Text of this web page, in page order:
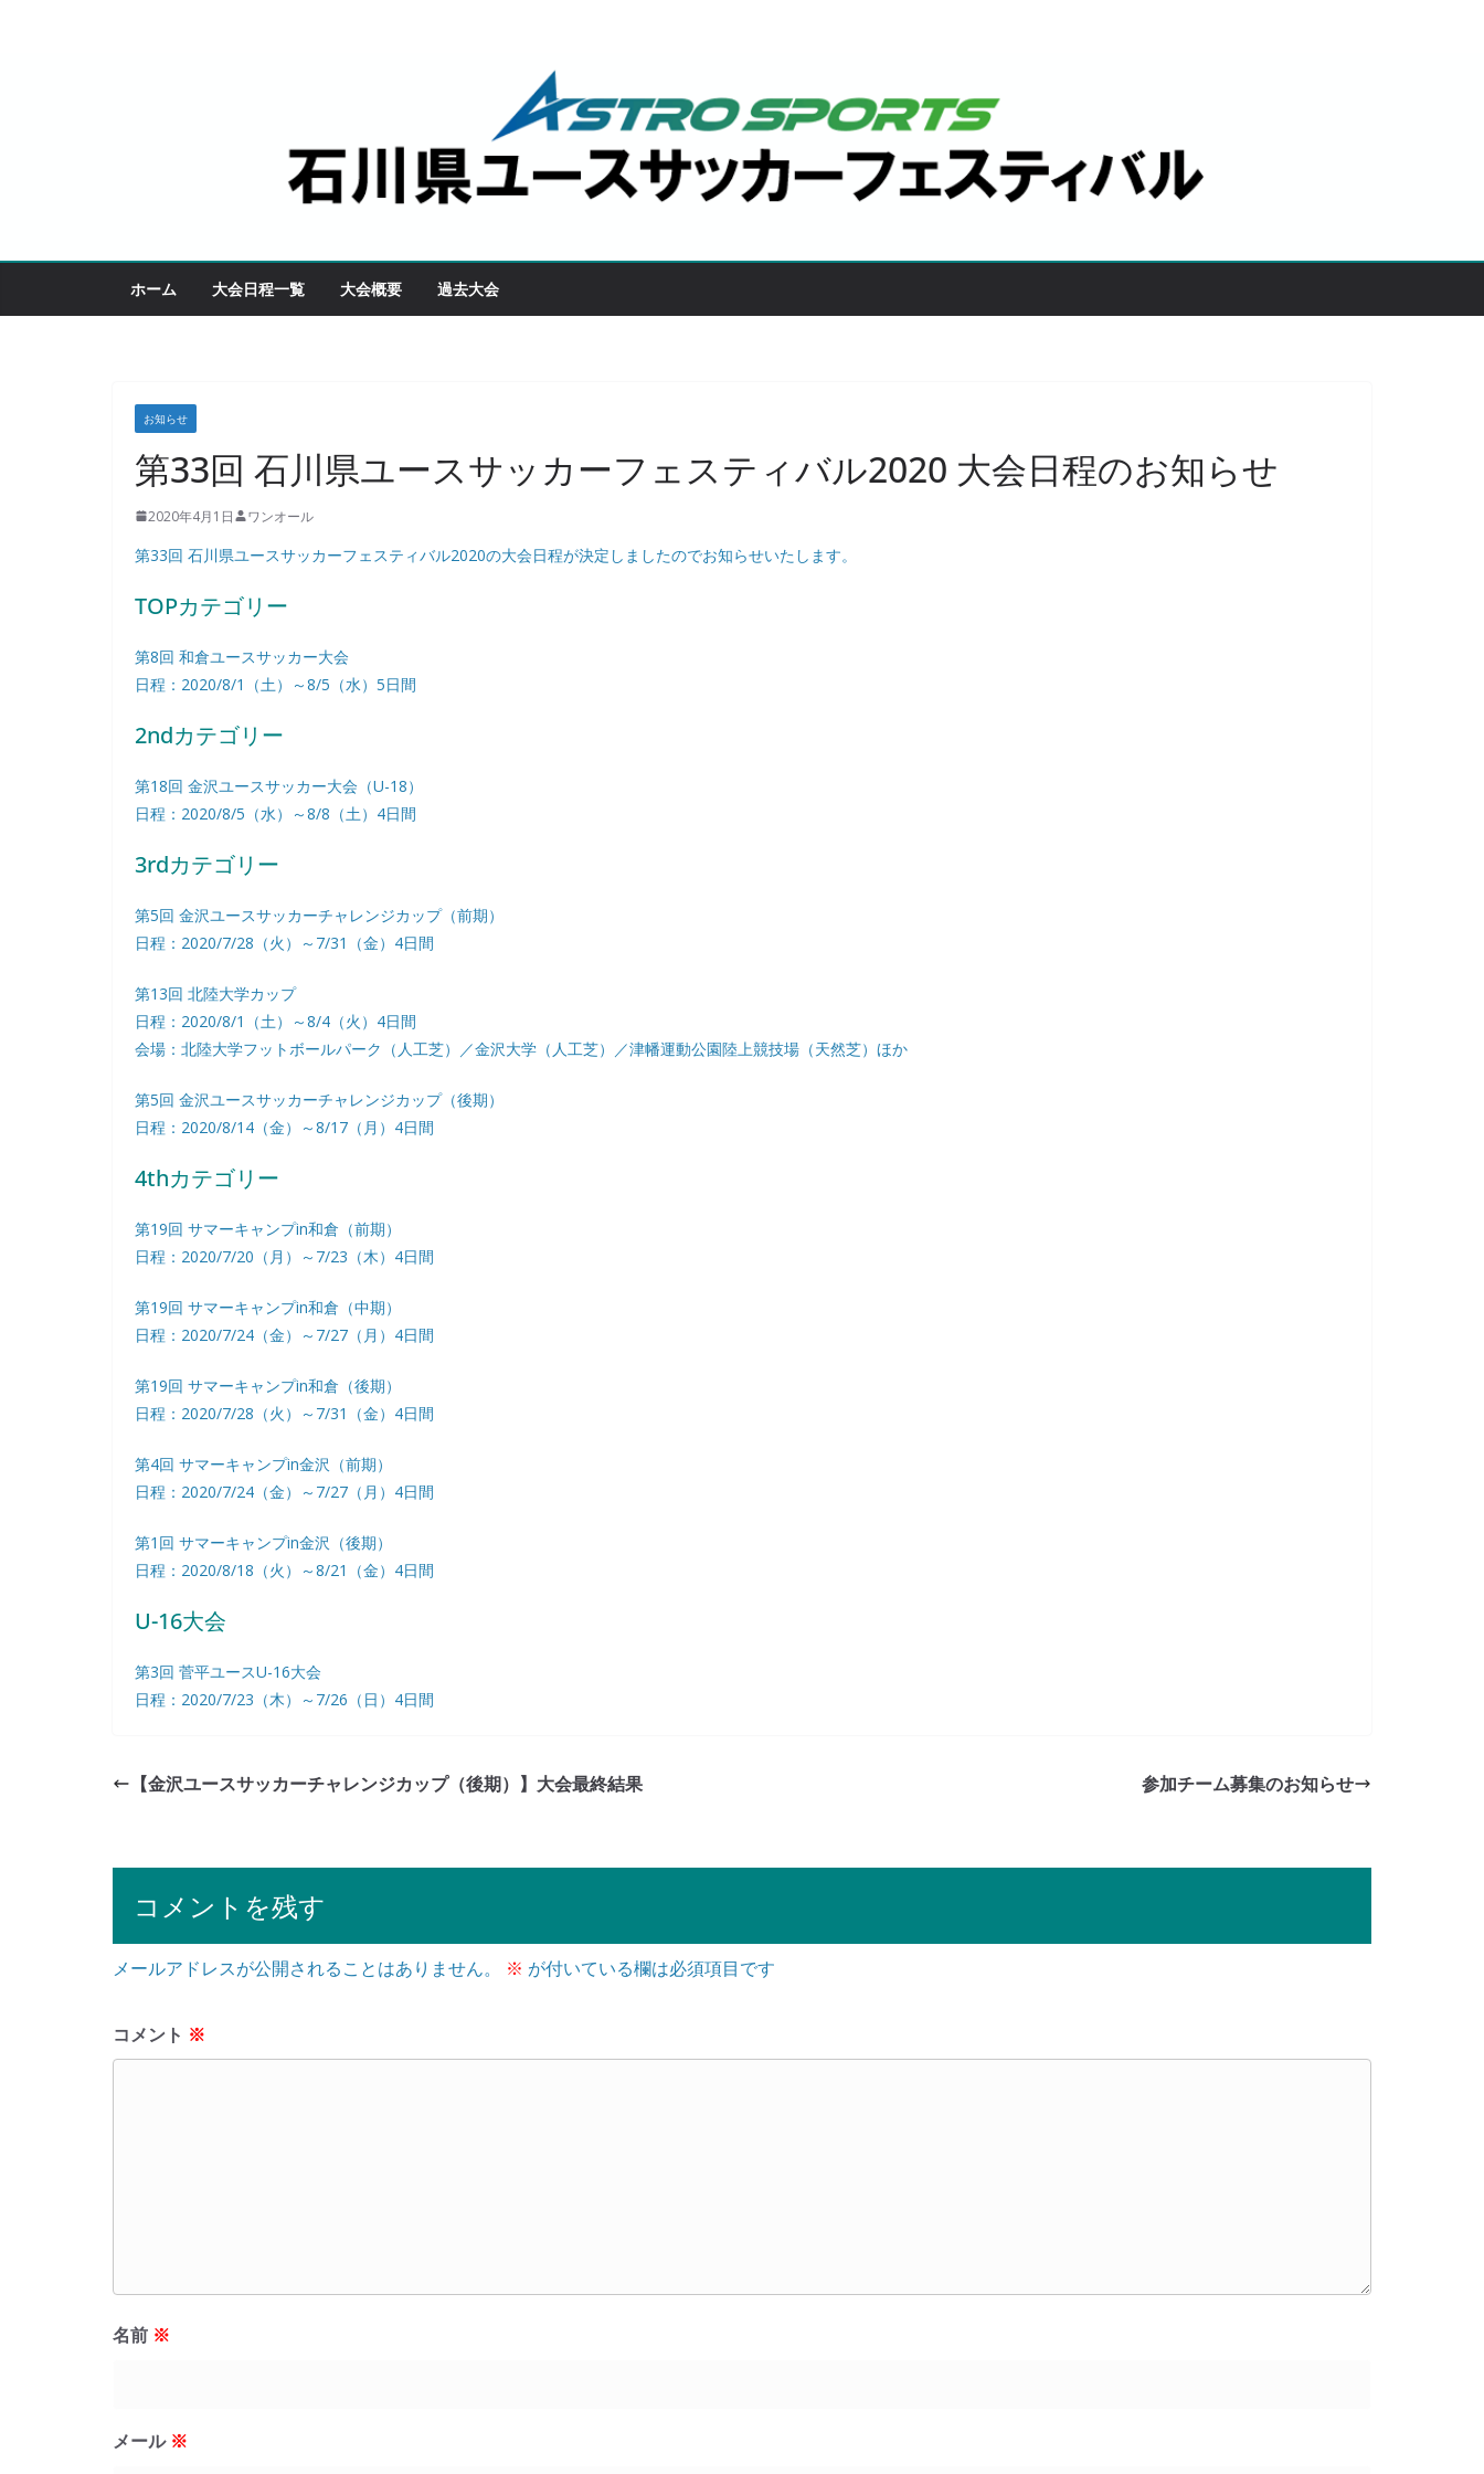
ッ
ホーム 大会日程一覧 大会概要 過去大会
お知らせ
第33回 石川県ユースサッカーフェスティバル2020 大会日程のお知らせ
2020年4月1日 ワンオール
第33回 石川県ユースサッカーフェスティバル2020の大会日程が決定しましたのでお知らせいたします。
TOPカテゴリー
第8回 和倉ユースサッカー大会
日程：2020/8/1（土）～8/5（水）5日間
2ndカテゴリー
第18回 金沢ユースサッカー大会（U-18）
日程：2020/8/5（水）～8/8（土）4日間
3rdカテゴリー
第5回 金沢ユースサッカーチャレンジカップ（前期）
日程：2020/7/28（火）～7/31（金）4日間
第13回 北陸大学カップ
日程：2020/8/1（土）～8/4（火）4日間
会場：北陸大学フットボールパーク（人工芝）／金沢大学（人工芝）／津幡運動公園陸上競技場（天然芝）ほか
第5回 金沢ユースサッカーチャレンジカップ（後期）
日程：2020/8/14（金）～8/17（月）4日間
4thカテゴリー
第19回 サマーキャンプin和倉（前期）
日程：2020/7/20（月）～7/23（木）4日間
第19回 サマーキャンプin和倉（中期）
日程：2020/7/24（金）～7/27（月）4日間
第19回 サマーキャンプin和倉（後期）
日程：2020/7/28（火）～7/31（金）4日間
第4回 サマーキャンプin金沢（前期）
日程：2020/7/24（金）～7/27（月）4日間
第1回 サマーキャンプin金沢（後期）
日程：2020/8/18（火）～8/21（金）4日間
U-16大会
第3回 菅平ユースU-16大会
日程：2020/7/23（木）～7/26（日）4日間
【金沢ユースサッカーチャレンジカップ（後期）】大会最終結果 参加チーム募集のお知らせ
コメントを残す
メールアドレスが公開されることはありません。 ※ が付いている欄は必須項目です
コメント ※
名前 ※
メール ※